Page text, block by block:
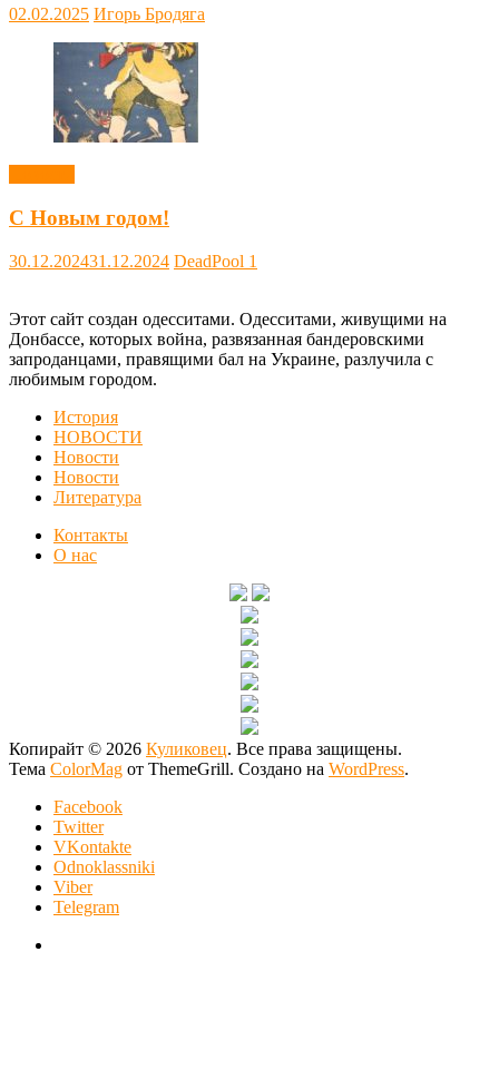
02.02.2025 Игорь Бродяга
С Новым годом!
30.12.202431.12.2024 DeadPool 1
Этот сайт создан одесситами. Одесситами, живущими на
Донбассе, которых война, развязанная бандеровскими
запроданцами, правящими бал на Украине, разлучила с
любимым городом.
История
НОВОСТИ
Новости
Новости
Литература
Контакты
О нас
Копирайт © 2026 Куликовец. Все права защищены.
Тема ColorMag от ThemeGrill. Создано на WordPress.
Facebook
Twitter
VKontakte
Odnoklassniki
Viber
Telegram